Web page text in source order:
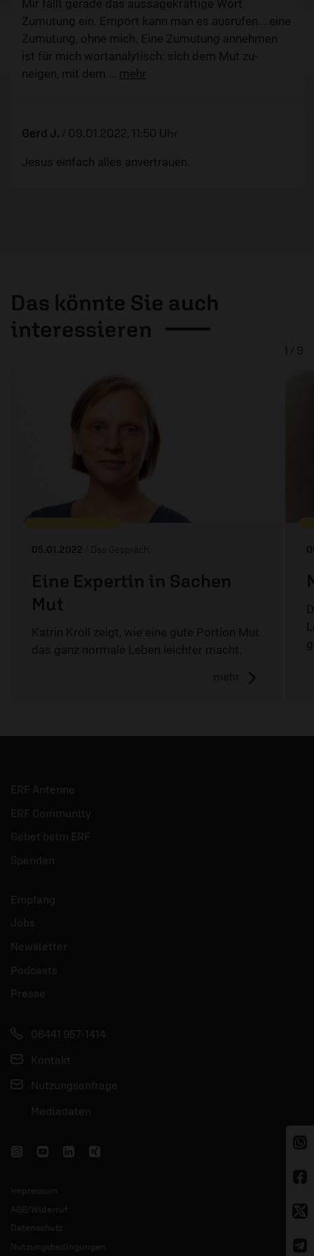
Mir fällt gerade das aussagekräftige Wort
Zumutung ein. Empört kann man es ausrufen....eine
Zumutung, ohne mich. Eine Zumutung annehmen
ist für mich wortanalytisch: sich dem Mut zu-
neigen, mit dem
… mehr
Gerd J. / 09.01.2022, 11:50 Uhr
Jesus einfach alles anvertrauen.
Das könnte Sie auch
interessieren
05.01.2022 / Das Gespräch
Eine Expertin in Sachen
Mut
Katrin Kroll zeigt, wie eine gute Portion Mut
das ganz normale Leben leichter macht.
mehr
1 / 9
ERF Antenne
ERF Community
Gebet beim ERF
Spenden
Empfang
Jobs
Newsletter
Podcasts
Presse
06441 957-1414
Kontakt
Nutzungsanfrage
Mediadaten
Impressum
AGB/Widerruf
Datenschutz
Nutzungsbedingungen